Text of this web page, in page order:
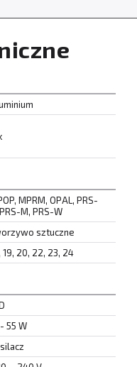
MPRM, OPAL, PRS-
M, PRS-W
sztuczne
19, 20, 22, 23, 24
55 W